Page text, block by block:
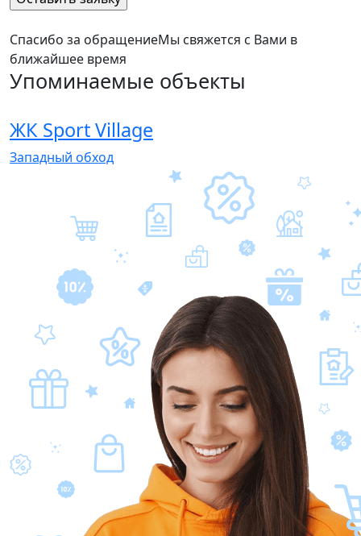
Спасибо за обращениеМы свяжется с Вами в
ближайшее время
Упоминаемые объекты
ЖК Sport Village
Западный обход